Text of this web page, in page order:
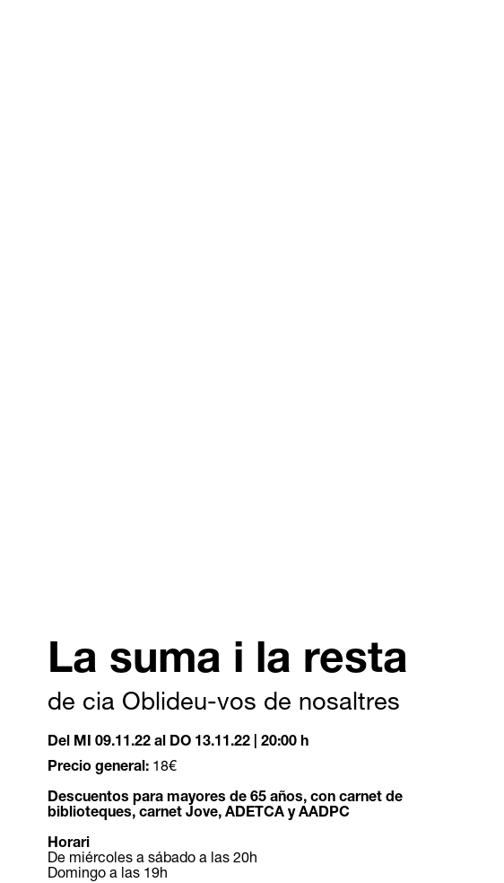
La suma i la resta
de cia Oblideu-vos de nosaltres
Del MI 09.11.22 al DO 13.11.22 |20:00 h
Precio general: 18€
Descuentos para mayores de 65 años, con carnet de
biblioteques, carnet Jove, ADETCA y AADPC
Horari
De miércoles a sábado a las 20h
Domingo a las 19h